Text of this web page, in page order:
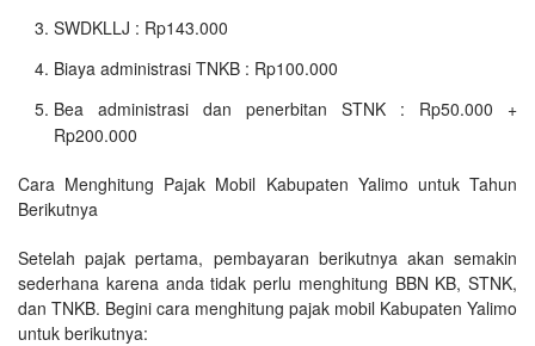
SWDKLLJ : Rp143.000
Biaya administrasi TNKB : Rp100.000
Bea administrasi dan penerbitan STNK : Rp50.000 +
Rp200.000
Cara Menghitung Pajak Mobil Kabupaten Yalimo untuk Tahun
Berikutnya
Setelah pajak pertama, pembayaran berikutnya akan semakin
sederhana karena anda tidak perlu menghitung BBN KB, STNK,
dan TNKB. Begini cara menghitung pajak mobil Kabupaten Yalimo
untuk berikutnya: